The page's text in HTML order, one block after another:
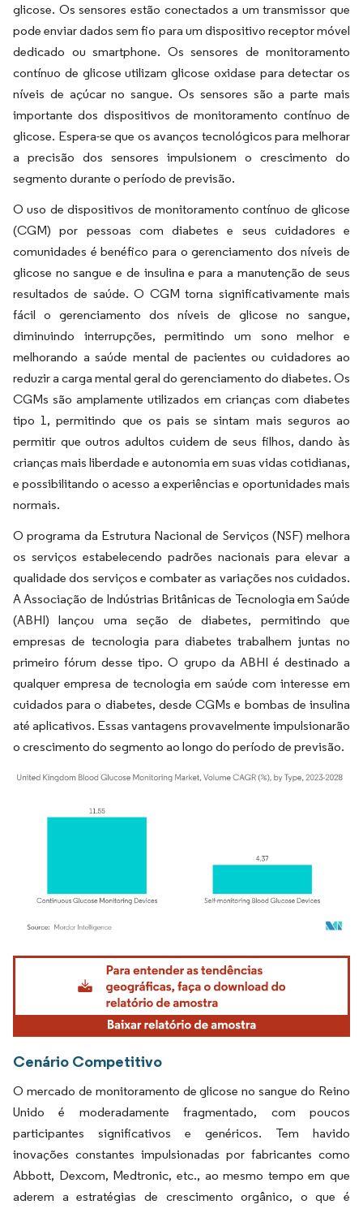
glicose. Os sensores estão conectados a um transmissor que
pode enviar dados sem fio para um dispositivo receptor móvel
dedicado ou smartphone. Os sensores de monitoramento
contínuo de glicose utilizam glicose oxidase para detectar os
níveis de açúcar no sangue. Os sensores são a parte mais
importante dos dispositivos de monitoramento contínuo de
glicose. Espera-se que os avanços tecnológicos para melhorar
a precisão dos sensores impulsionem o crescimento do
segmento durante o período de previsão.
O uso de dispositivos de monitoramento contínuo de glicose
(CGM) por pessoas com diabetes e seus cuidadores e
comunidades é benéfico para o gerenciamento dos níveis de
glicose no sangue e de insulina e para a manutenção de seus
resultados de saúde. O CGM torna significativamente mais
fácil o gerenciamento dos níveis de glicose no sangue,
diminuindo interrupções, permitindo um sono melhor e
melhorando a saúde mental de pacientes ou cuidadores ao
reduzir a carga mental geral do gerenciamento do diabetes. Os
CGMs são amplamente utilizados em crianças com diabetes
tipo 1, permitindo que os pais se sintam mais seguros ao
permitir que outros adultos cuidem de seus filhos, dando às
crianças mais liberdade e autonomia em suas vidas cotidianas,
e possibilitando o acesso a experiências e oportunidades mais
normais.
O programa da Estrutura Nacional de Serviços (NSF) melhora
os serviços estabelecendo padrões nacionais para elevar a
qualidade dos serviços e combater as variações nos cuidados.
A Associação de Indústrias Britânicas de Tecnologia em Saúde
(ABHI) lançou uma seção de diabetes, permitindo que
empresas de tecnologia para diabetes trabalhem juntas no
primeiro fórum desse tipo. O grupo da ABHI é destinado a
qualquer empresa de tecnologia em saúde com interesse em
cuidados para o diabetes, desde CGMs e bombas de insulina
até aplicativos. Essas vantagens provavelmente impulsionarão
o crescimento do segmento ao longo do período de previsão.
Imagem © Mordor Intelligence. O reuso requer atribuição conforme CC BY 4.0.
Cenário Competitivo
O mercado de monitoramento de glicose no sangue do Reino
Unido é moderadamente fragmentado, com poucos
participantes significativos e genéricos. Tem havido
inovações constantes impulsionadas por fabricantes como
Abbott, Dexcom, Medtronic, etc., ao mesmo tempo em que
aderem a estratégias de crescimento orgânico, o que é